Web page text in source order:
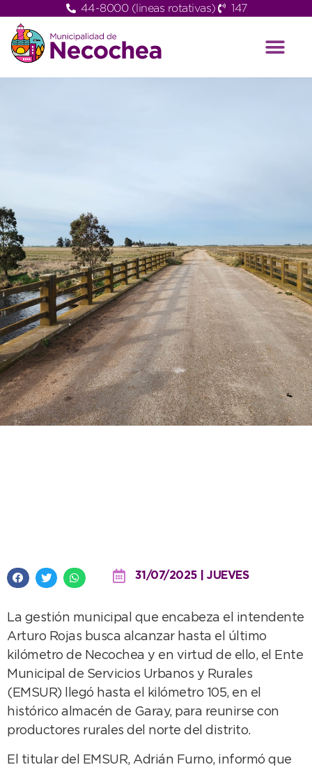
44-8000 (lineas rotativas) 147
31/07/2025 | JUEVES
La gestión municipal que encabeza el intendente
Arturo Rojas busca alcanzar hasta el último
kilómetro de Necochea y en virtud de ello, el Ente
Municipal de Servicios Urbanos y Rurales
(EMSUR) llegó hasta el kilómetro 105, en el
histórico almacén de Garay, para reunirse con
productores rurales del norte del distrito.
El titular del EMSUR, Adrián Furno, informó que